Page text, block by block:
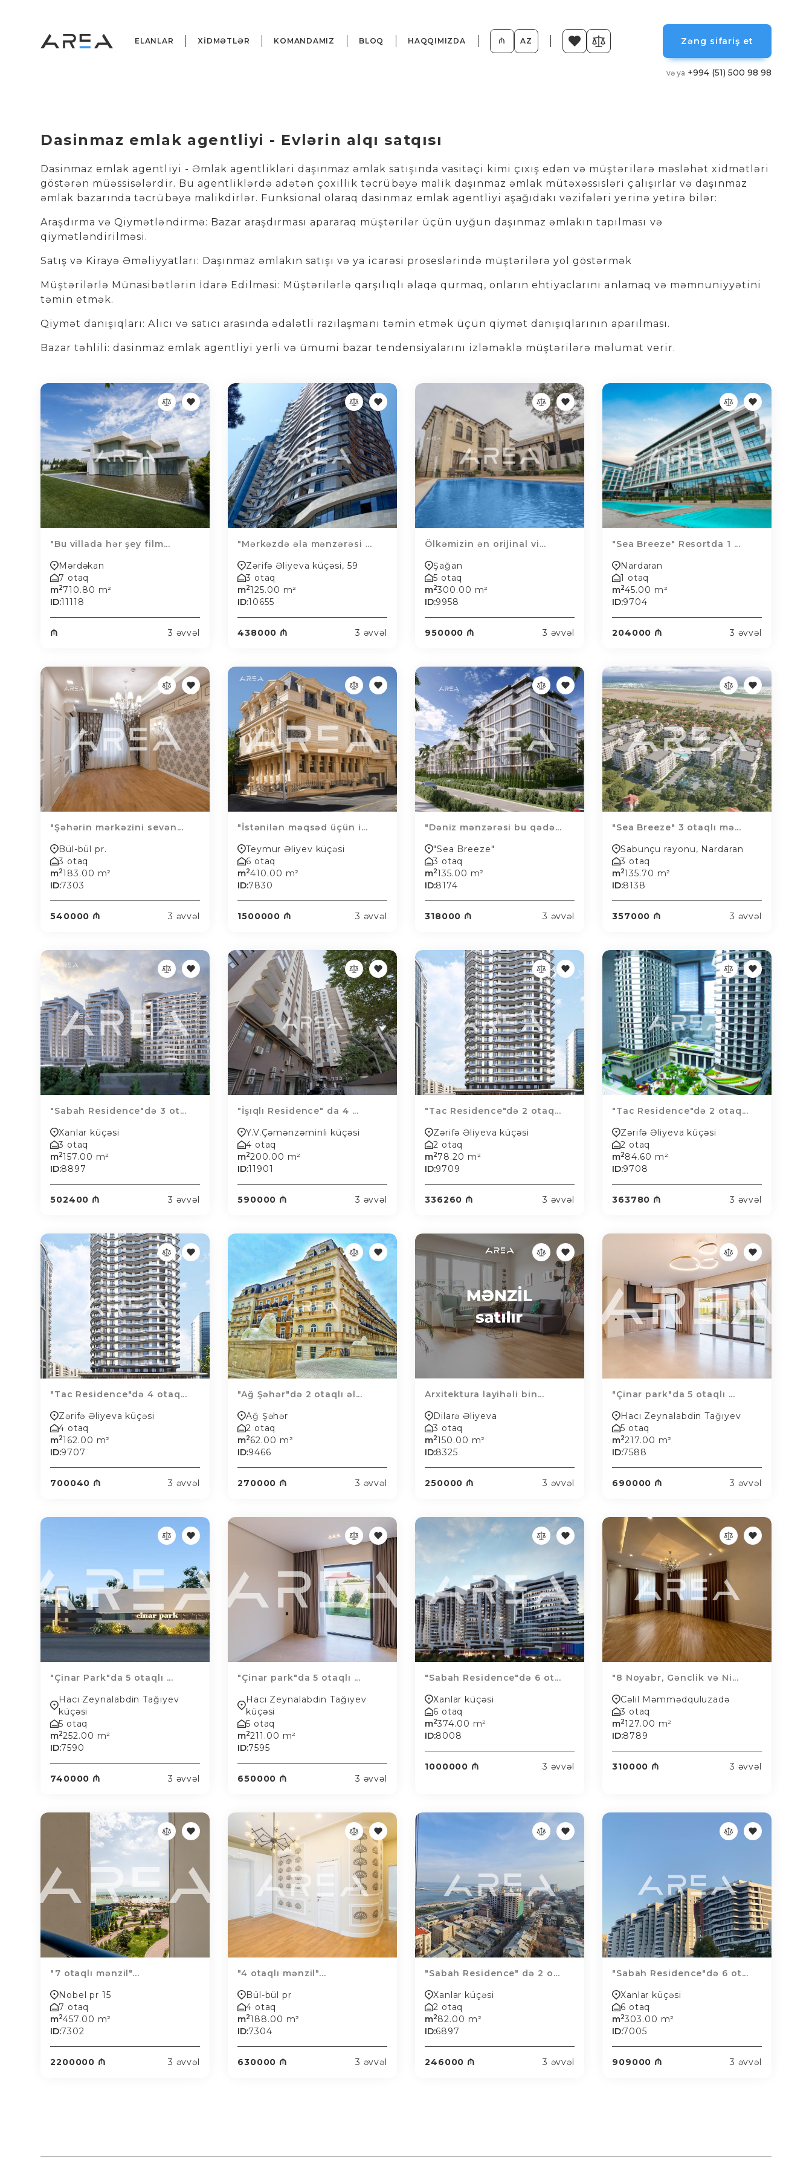
ELANLAR XİDMƏTLƏR KOMANDAMIZ BLOQ HAQQIMIZDA ₼ AZ Zəng sifariş et
və ya +994 (51) 500 98 98
Dasinmaz emlak agentliyi - Evlərin alqı satqısı
Dasinmaz emlak agentliyi - Əmlak agentlikləri daşınmaz əmlak satışında vasitəçi kimi çıxış edən və müştərilərə məsləhət xidmətləri
göstərən müəssisələrdir. Bu agentliklərdə adətən çoxillik təcrübəyə malik daşınmaz əmlak mütəxəssisləri çalışırlar və daşınmaz
əmlak bazarında təcrübəyə malikdirlər. Funksional olaraq dasinmaz emlak agentliyi aşağıdakı vəzifələri yerinə yetirə bilər:
Araşdırma və Qiymətləndirmə: Bazar araşdırması apararaq müştərilər üçün uyğun daşınmaz əmlakın tapılması və
qiymətləndirilməsi.
Satış və Kirayə Əməliyyatları: Daşınmaz əmlakın satışı və ya icarəsi proseslərində müştərilərə yol göstərmək
Müştərilərlə Münasibətlərin İdarə Edilməsi: Müştərilərlə qarşılıqlı əlaqə qurmaq, onların ehtiyaclarını anlamaq və məmnuniyyətini
təmin etmək.
Qiymət danışıqları: Alıcı və satıcı arasında ədalətli razılaşmanı təmin etmək üçün qiymət danışıqlarının aparılması.
Bazar təhlili: dasinmaz emlak agentliyi yerli və ümumi bazar tendensiyalarını izləməklə müştərilərə məlumat verir.
"Bu villada hər şey film...
Mərdəkan
7 otaq
m2710.80 m²
ID:11118
₼ 3 əvvəl
"Mərkəzdə əla mənzərəsi ...
Zərifə Əliyeva küçəsi, 59
3 otaq
m2125.00 m²
ID:10655
438000 ₼ 3 əvvəl
Ölkəmizin ən orijinal vi...
Şağan
5 otaq
m2300.00 m²
ID:9958
950000 ₼ 3 əvvəl
"Sea Breeze" Resortda 1 ...
Nardaran
1 otaq
m245.00 m²
ID:9704
204000 ₼ 3 əvvəl
"Şəhərin mərkəzini sevən...
Bül-bül pr.
3 otaq
m2183.00 m²
ID:7303
540000 ₼ 3 əvvəl
"İstənilən məqsəd üçün i...
Teymur Əliyev küçəsi
6 otaq
m2410.00 m²
ID:7830
1500000 ₼ 3 əvvəl
"Dəniz mənzərəsi bu qədə...
"Sea Breeze"
3 otaq
m2135.00 m²
ID:8174
318000 ₼ 3 əvvəl
"Sea Breeze" 3 otaqlı mə...
Sabunçu rayonu, Nardaran
3 otaq
m2135.70 m²
ID:8138
357000 ₼ 3 əvvəl
"Sabah Residence"də 3 ot...
Xanlar küçəsi
3 otaq
m2157.00 m²
ID:8897
502400 ₼ 3 əvvəl
"İşıqlı Residence" da 4 ...
Y.V.Çəmənzəminli küçəsi
4 otaq
m2200.00 m²
ID:11901
590000 ₼ 3 əvvəl
"Tac Residence"də 2 otaq...
Zərifə Əliyeva küçəsi
2 otaq
m278.20 m²
ID:9709
336260 ₼ 3 əvvəl
"Tac Residence"də 2 otaq...
Zərifə Əliyeva küçəsi
2 otaq
m284.60 m²
ID:9708
363780 ₼ 3 əvvəl
"Tac Residence"də 4 otaq...
Zərifə Əliyeva küçəsi
4 otaq
m2162.00 m²
ID:9707
700040 ₼ 3 əvvəl
"Ağ Şəhər"də 2 otaqlı əl...
Ağ Şəhər
2 otaq
m262.00 m²
ID:9466
270000 ₼ 3 əvvəl
Arxitektura layihəli bin...
Dilarə Əliyeva
3 otaq
m2150.00 m²
ID:8325
250000 ₼ 3 əvvəl
"Çinar park"da 5 otaqlı ...
Hacı Zeynalabdin Tağıyev
5 otaq
m2217.00 m²
ID:7588
690000 ₼ 3 əvvəl
"Çinar Park"da 5 otaqlı ...
Hacı Zeynalabdin Tağıyev
küçəsi
5 otaq
m2252.00 m²
ID:7590
740000 ₼ 3 əvvəl
"Çinar park"da 5 otaqlı ...
Hacı Zeynalabdin Tağıyev
küçəsi
5 otaq
m2211.00 m²
ID:7595
650000 ₼ 3 əvvəl
"Sabah Residence"də 6 ot...
Xanlar küçəsi
6 otaq
m2374.00 m²
ID:8008
1000000 ₼ 3 əvvəl
"8 Noyabr, Gənclik və Ni...
Cəlil Məmmədquluzadə
3 otaq
m2127.00 m²
ID:8789
310000 ₼ 3 əvvəl
"7 otaqlı mənzil"...
Nobel pr 15
7 otaq
m2457.00 m²
ID:7302
2200000 ₼ 3 əvvəl
"4 otaqlı mənzil"...
Bül-bül pr
4 otaq
m2188.00 m²
ID:7304
630000 ₼ 3 əvvəl
"Sabah Residence" də 2 o...
Xanlar küçəsi
2 otaq
m282.00 m²
ID:6897
246000 ₼ 3 əvvəl
"Sabah Residence"də 6 ot...
Xanlar küçəsi
6 otaq
m2303.00 m²
ID:7005
909000 ₼ 3 əvvəl